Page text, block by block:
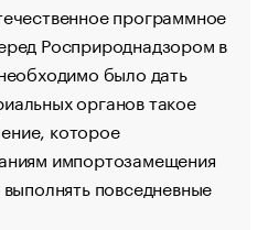
программное
Росприроднадзором в
было дать
органов такое
которое
импортозамещения
повседневные